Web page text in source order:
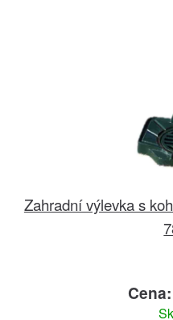
Zahradní výlevka s